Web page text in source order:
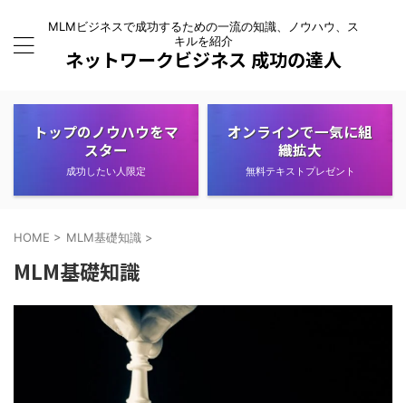
MLMビジネスで成功するための一流の知識、ノウハウ、ス
キルを紹介
ネットワークビジネス 成功の達人
トップのノウハウをマ
スター
成功したい人限定
オンラインで一気に組
織拡大
無料テキストプレゼント
HOME > MLM基礎知識 >
MLM基礎知識